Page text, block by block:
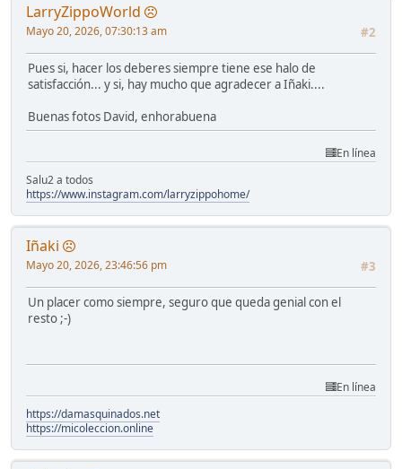
LarryZippoWorld
#2
Mayo 20, 2026, 07:30:13 am
Pues si, hacer los deberes siempre tiene ese halo de
satisfacción... y si, hay mucho que agradecer a Iñaki....
Buenas fotos David, enhorabuena
En línea
Salu2 a todos
https://www.instagram.com/larryzippohome/
Iñaki
#3
Mayo 20, 2026, 23:46:56 pm
Un placer como siempre, seguro que queda genial con el
resto ;-)
En línea
https://damasquinados.net
https://micoleccion.online